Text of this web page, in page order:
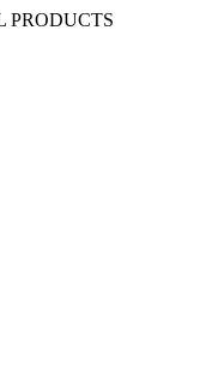
PRODUCTS